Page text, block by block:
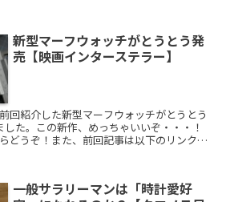
新型マーフウォッチがとうとう発
売【映画インターステラー】
回紹介した新型マーフウォッチがとうとう
た。この新作、めっちゃいいぞ・・・！
どうぞ！また、前回記事は以下のリンクか
一般サラリーマンは「時計愛好